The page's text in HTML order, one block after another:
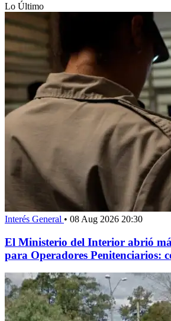
Lo Último
Interés General • 08 Aug 2026 20:30
El Ministerio del Interior abrió
para Operadores Penitenciarios: